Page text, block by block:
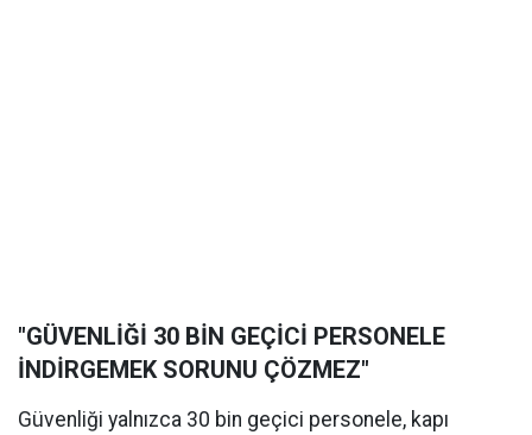
"GÜVENLİĞİ 30 BİN GEÇİCİ PERSONELE
İNDİRGEMEK SORUNU ÇÖZMEZ"
Güvenliği yalnızca 30 bin geçici personele, kapı